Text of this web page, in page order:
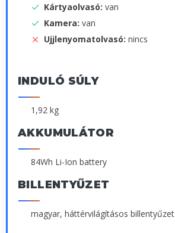
Kártyaolvasó: van
Kamera: van
Ujjlenyomatolvasó: nincs
INDULÓ SÚLY
1,92 kg
AKKUMULÁTOR
84Wh Li-Ion battery
BILLENTYŰZET
magyar, háttérvilágításos billentyűzet